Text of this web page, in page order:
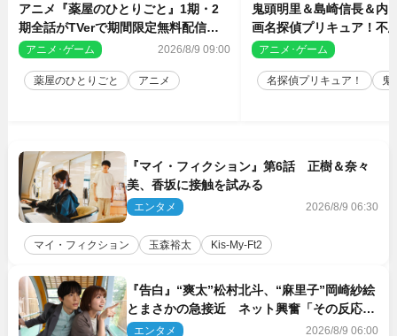
アニメ『薬屋のひとりごと』1期・2
期全話がTVerで期間限定無料配信決
定アニメ･ゲーム 2026/8/9 09:00
薬屋のひとりごと アニメ
鬼頭明里＆島崎信長＆内
画名探偵プリキュア！不
人の秘密』ゲスト声優に
アニメ･ゲーム
名探偵プリキュア！ 鬼
『マイ・フィクション』第6話 正樹＆奈々
美、香坂に接触を試みる
エンタメ 2026/8/9 06:30
マイ・フィクション 玉森裕太 Kis‐My‐Ft2
『告白』“爽太”松村北斗、“麻里子”岡崎紗絵
とまさかの急接近 ネット興奮「その反応
は」「いいの!?」（ネタバレあり）
エンタメ 2026/8/9 06:00